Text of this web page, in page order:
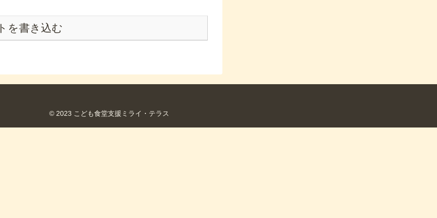
を書き込む
© 2023 こども食堂支援ミライ・テラス